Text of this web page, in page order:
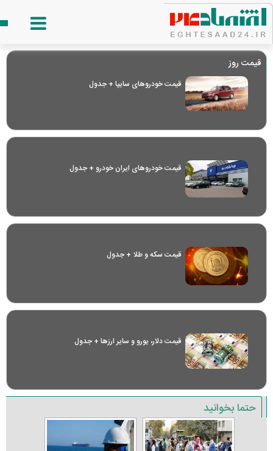
قیمت روز
قیمت خودرو‌های سایپا + جدول
قیمت خودرو‌های ایران خودرو + جدول
قیمت سکه و طلا + جدول
قیمت دلار، یورو و سایر ارز‌ها + جدول
حتما بخوانید